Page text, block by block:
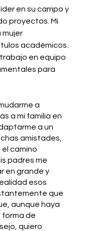
en su campo y
proyectos. Mi
mujer
académicos.
en equipo
para
a
a mi familia en
a un
amistades,
camino
padres me
en grande y
esos
que
aunque haya
forma de
quiero